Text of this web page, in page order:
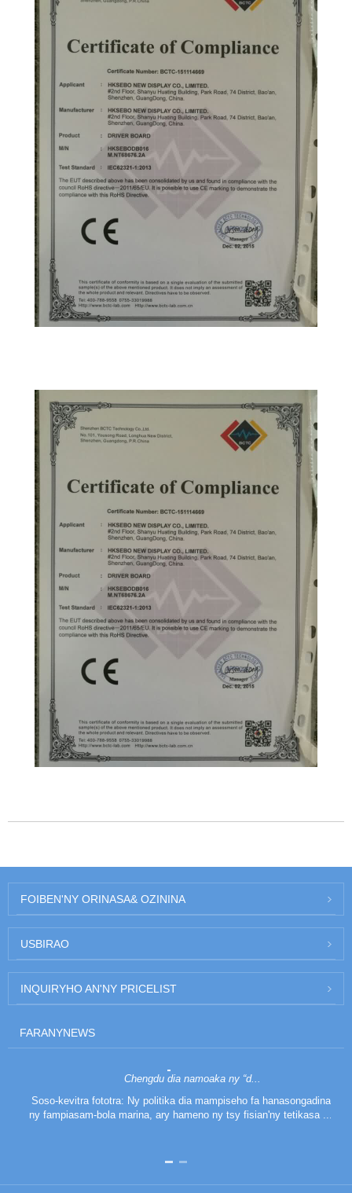
FOIBEN'NY ORINASA& OZININA
USBIRAO
INQUIRYHO AN'NY PRICELIST
FARANYNEWS
Chengdu dia namoaka ny “d...
Soso-kevitra fototra: Ny politika dia mampiseho fa hanasongadina
ny fampiasam-bola marina, ary hameno ny tsy fisian'ny tetikasa ...